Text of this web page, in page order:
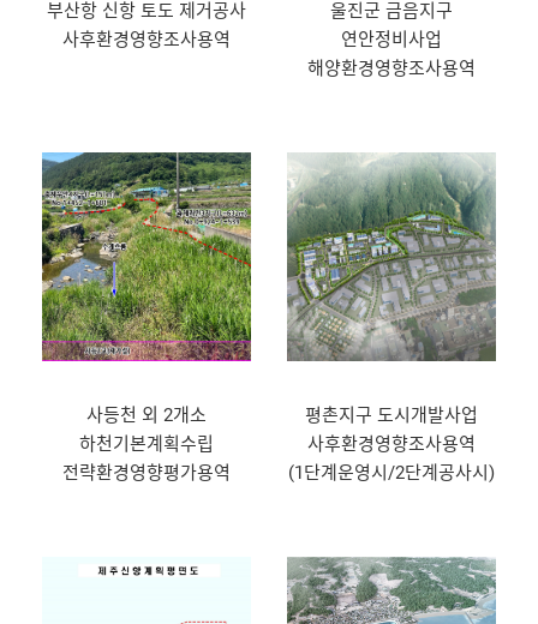
부산항 신항 토도 제거공사
사후환경영향조사용역
울진군 금음지구
연안정비사업
해양환경영향조사용역
사등천 외 2개소
하천기본계획수립
전략환경영향평가용역
평촌지구 도시개발사업
사후환경영향조사용역
(1단계운영시/2단계공사시)